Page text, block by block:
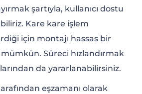
şartıyla, kullanıcı dostu
Kare kare işlem
için montajı hassas bir
Süreci hızlandırmak
da yararlanabilirsiniz.
eşzamanı olarak